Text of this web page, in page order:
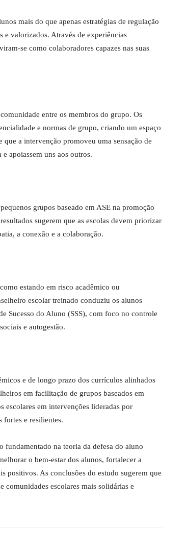
mais do que apenas estratégias de regulação
e valorizados. Através de experiências
se como colaboradores capazes nas suas
entre os membros do grupo. Os
e normas de grupo, criando um espaço
a intervenção promoveu uma sensação de
apoiassem uns aos outros.
grupos baseado em ASE na promoção
sugerem que as escolas devem priorizar
a conexão e a colaboração.
estando em risco acadêmico ou
escolar treinado conduziu os alunos
Sucesso do Aluno (SSS), com foco no controle
e autogestão.
e de longo prazo dos currículos alinhados
em facilitação de grupos baseados em
escolares em intervenções lideradas por
fortes e resilientes.
fundamentado na teoria da defesa do aluno
o bem-estar dos alunos, fortalecer a
positivos. As conclusões do estudo sugerem que
comunidades escolares mais solidárias e